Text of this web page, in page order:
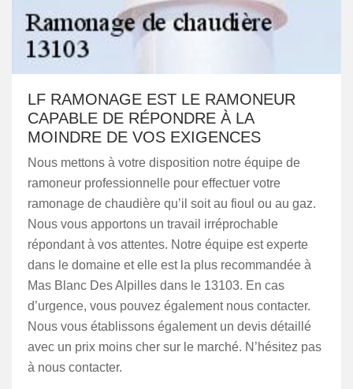
LF RAMONAGE EST LE RAMONEUR
CAPABLE DE RÉPONDRE À LA
MOINDRE DE VOS EXIGENCES
Nous mettons à votre disposition notre équipe de
ramoneur professionnelle pour effectuer votre
ramonage de chaudière qu’il soit au fioul ou au gaz.
Nous vous apportons un travail irréprochable
répondant à vos attentes. Notre équipe est experte
dans le domaine et elle est la plus recommandée à
Mas Blanc Des Alpilles dans le 13103. En cas
d’urgence, vous pouvez également nous contacter.
Nous vous établissons également un devis détaillé
avec un prix moins cher sur le marché. N’hésitez pas
à nous contacter.